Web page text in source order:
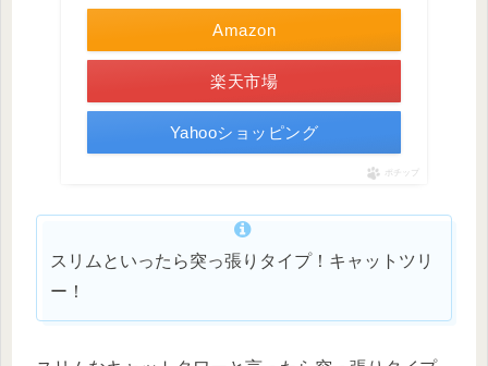
Amazon
楽天市場
Yahooショッピング
ポチップ
スリムといったら突っ張りタイプ！キャットツリ
ー！